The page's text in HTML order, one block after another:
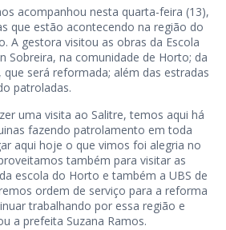
acompanhou nesta quarta-feira (13),
que estão acontecendo na região do
A gestora visitou as obras da Escola
Sobreira, na comunidade de Horto; da
que será reformada; além das estradas
patroladas.
uma visita ao Salitre, temos aqui há
fazendo patrolamento em toda
aqui hoje o que vimos foi alegria no
também para visitar as
escola do Horto e também a UBS de
ordem de serviço para a reforma
trabalhando por essa região e
a prefeita Suzana Ramos.